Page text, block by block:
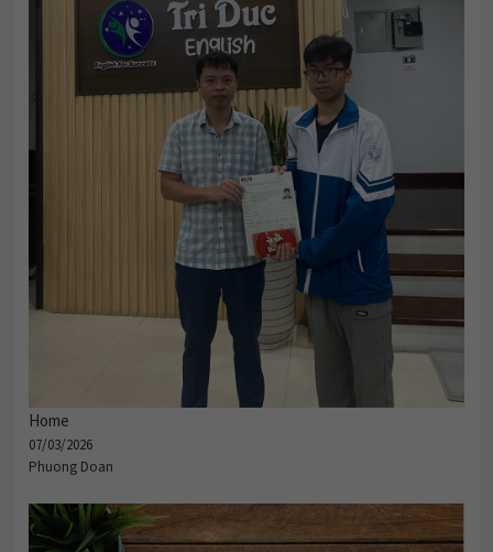
Home
07/03/2026
Phuong Doan